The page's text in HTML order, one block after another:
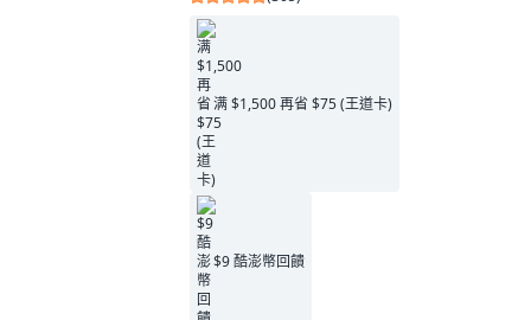
满 $1,500 再省 $75 (王道卡)
$9 酷澎幣回饋